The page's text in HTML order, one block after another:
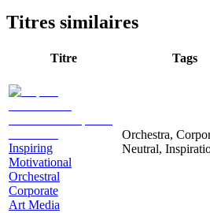
Titres similaires
Titre Tags
Inspiring
Motivational
Orchestral
Corporate
Art Media
Orchestra,
Neutral,